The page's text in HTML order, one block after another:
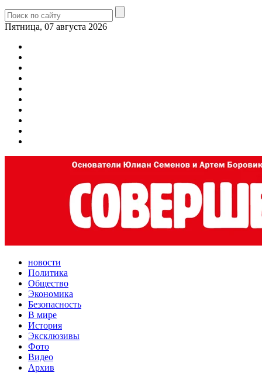
Пятница, 07 августа 2026
новости
Политика
Общество
Экономика
Безопасность
В мире
История
Эксклюзивы
Фото
Видео
Архив